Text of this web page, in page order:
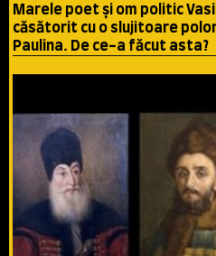
Marele poet şi om politic
căsătorit cu o slujitoare
Paulina. De ce-a făcut asta?